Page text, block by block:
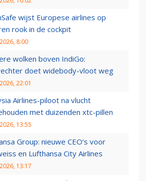
wijst Europese airlines op
rook in de cockpit
8:00
wolken boven IndiGo:
doet widebody-vloot weg
22:01
Airlines-piloot na vlucht
met duizenden xtc-pillen
13:55
Group: nieuwe CEO’s voor
en Lufthansa City Airlines
13:17